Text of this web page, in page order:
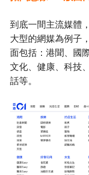
到底一間主流媒體
大型的網媒為例子
面包括：港聞、國
文化、健康、科技
話等。